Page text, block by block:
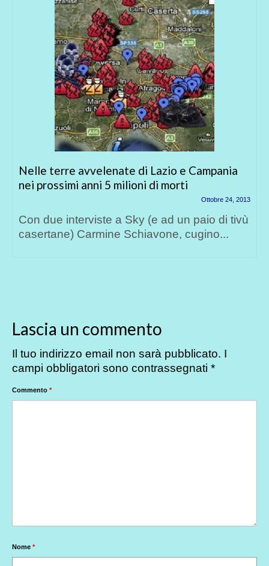
Nelle terre avvelenate di Lazio e Campania
nei prossimi anni 5 milioni di morti
Ottobre 24, 2013
Con due interviste a Sky (e ad un paio di tivù
casertane) Carmine Schiavone, cugino...
Lascia un commento
Il tuo indirizzo email non sarà pubblicato. I
campi obbligatori sono contrassegnati *
Commento *
Nome *